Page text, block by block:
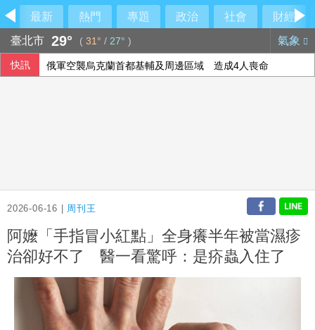
最新 熱門 專題 政治 社會
財經
臺北市 29° ( 31° / 27° ) 氣象
快訊 俄軍空襲烏克蘭首都基輔及周邊區域 造成4人喪命
2026-06-16 | 周刊王
阿嬤「手指冒小紅點」全身癢半年被當濕疹
治卻好不了 醫一看驚呼：是疥蟲入住了